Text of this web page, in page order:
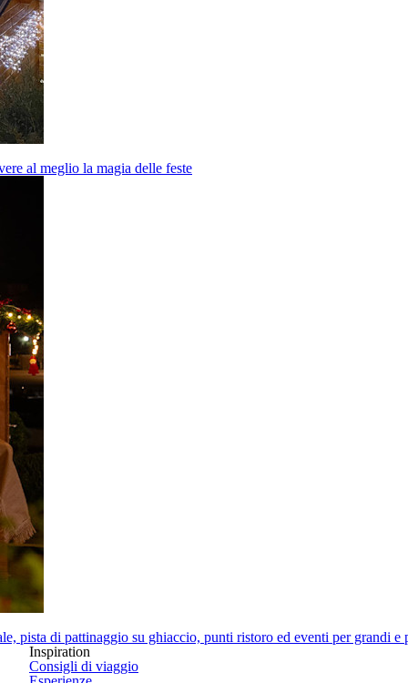
al meglio la magia delle feste
pista di pattinaggio su ghiaccio, punti ristoro ed eventi per grandi e
Inspiration
Consigli di viaggio